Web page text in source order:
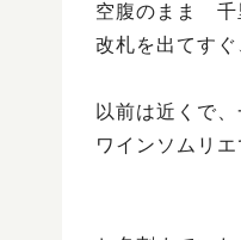
空腹のまま 千
改札を出てす
以前は近くで
ワインソムリ